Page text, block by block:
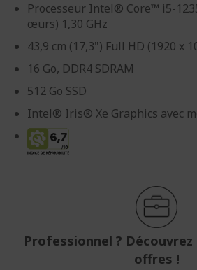
Processeur Intel® Core™ i5-
œurs) 1,30 GHz
43,9 cm (17,3") Full HD (1920 x
16 Go, DDR4 SDRAM
512 Go SSD
Intel® Iris® Xe Graphics avec
Professionnel ?
offres !